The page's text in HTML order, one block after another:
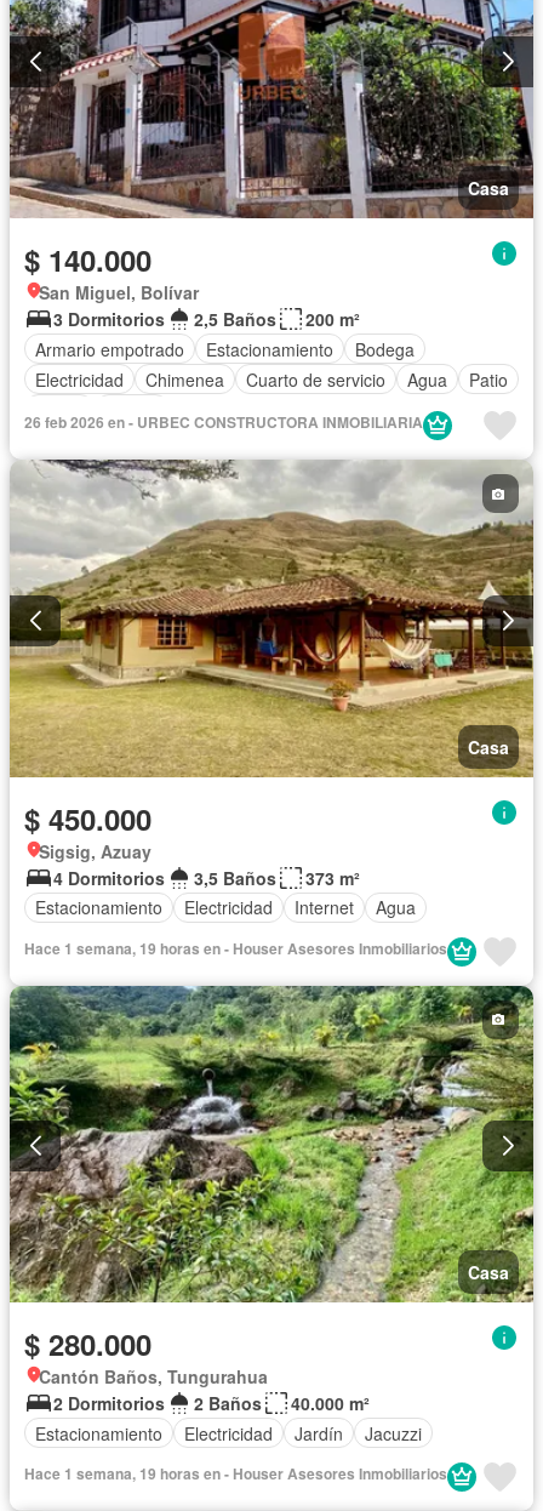
Casa
$ 140.000
San Miguel, Bolívar
3 Dormitorios
2,5 Baños
200 m²
Armario empotrado
Estacionamiento
Bodega
Electricidad
Chimenea Cuarto de servicio Agua
Patio
26 feb 2026 en - URBEC CONSTRUCTORA INMOBILIARIA
Casa
$ 450.000
Sigsig, Azuay
4 Dormitorios
3,5 Baños
373 m²
Estacionamiento
Electricidad Internet Agua
Hace 1 semana, 19 horas en - Houser Asesores Inmobiliarios
Casa
$ 280.000
Cantón Baños, Tungurahua
2 Dormitorios
2 Baños
40.000 m²
Estacionamiento
Electricidad Jardín Jacuzzi
Hace 1 semana, 19 horas en - Houser Asesores Inmobiliarios